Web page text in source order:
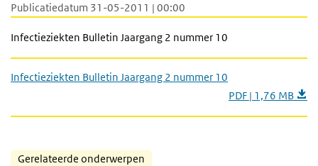
Publicatiedatum 31-05-2011 | 00:00
Infectieziekten Bulletin Jaargang 2 nummer 10
Infectieziekten Bulletin Jaargang 2 nummer 10
PDF | 1,76 MB
Gerelateerde onderwerpen